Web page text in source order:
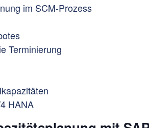
im SCM-Prozess
Terminierung
HANA